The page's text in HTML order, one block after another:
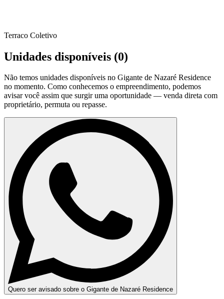
Terraco Coletivo
Unidades disponíveis (0)
Não temos unidades disponíveis no Gigante de Nazaré Residence
no momento. Como conhecemos o empreendimento, podemos
avisar você assim que surgir uma oportunidade — venda direta com
proprietário, permuta ou repasse.
Quero ser avisado sobre o Gigante de Nazaré Residence